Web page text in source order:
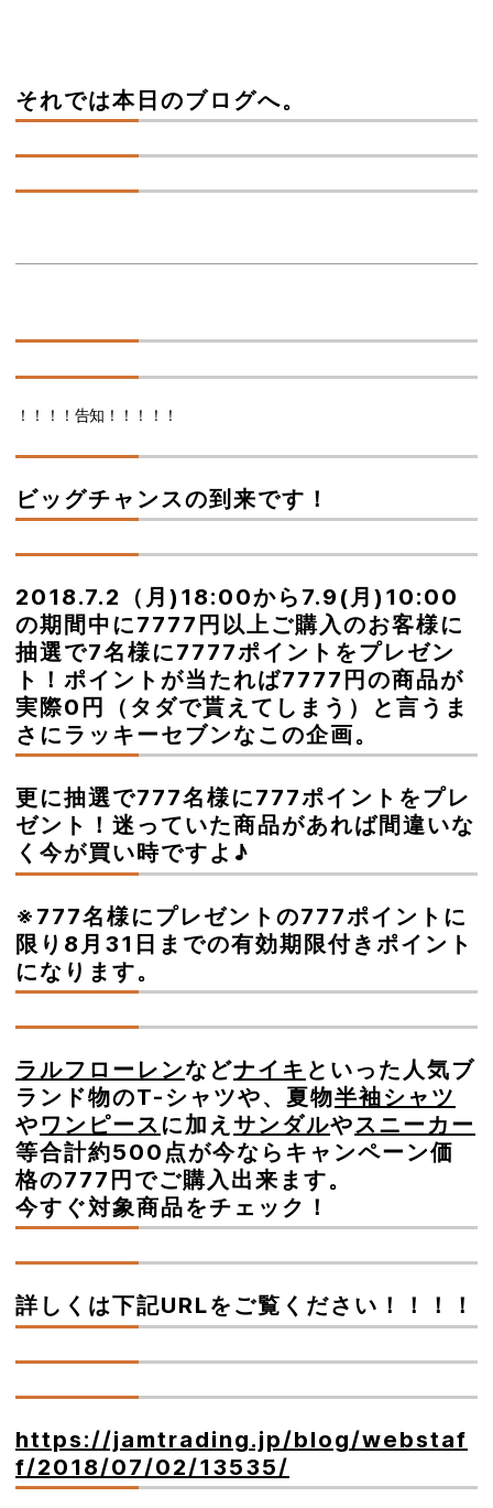
それでは本日のブログへ。
！！！！告知！！！！！
ビッグチャンスの到来です！
2018.7.2（月)18:00から7.9(月)10:00
の期間中に7777円以上ご購入のお客様に
抽選で7名様に7777ポイントをプレゼン
ト！ポイントが当たれば7777円の商品が
実際0円（タダで貰えてしまう）と言うま
さにラッキーセブンなこの企画。
更に抽選で777名様に777ポイントをプレ
ゼント！迷っていた商品があれば間違いな
く今が買い時ですよ♪
※777名様にプレゼントの777ポイントに
限り8月31日までの有効期限付きポイント
になります。
ラルフローレンなどナイキ といった人気ブ
ランド物のT-シャツや、夏物半袖シャツ
やワンピース に加え サンダルやスニーカー
等合計約500点が今ならキャンペーン価
格の777円でご購入出来ます。
今すぐ対象商品をチェック！
詳しくは下記URLをご覧ください！！！！
https://jamtrading.jp/blog/webstaf
f/2018/07/02/13535/